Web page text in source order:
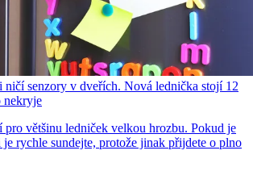
ničí senzory v dveřích. Nová lednička stojí 12
nekryje
pro většinu ledniček velkou hrozbu. Pokud je
je rychle sundejte, protože jinak přijdete o plno